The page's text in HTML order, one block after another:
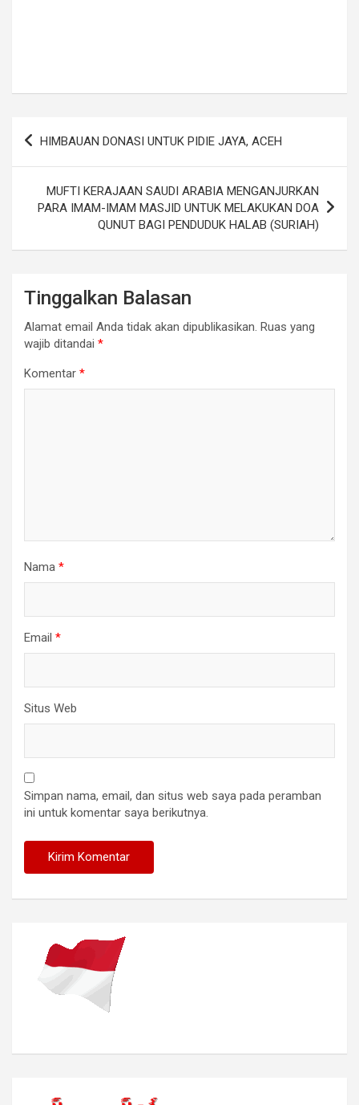
Navigasi
HIMBAUAN DONASI UNTUK PIDIE JAYA, ACEH
MUFTI KERAJAAN SAUDI ARABIA MENGANJURKAN
PARA IMAM-IMAM MASJID UNTUK MELAKUKAN DOA
QUNUT BAGI PENDUDUK HALAB (SURIAH)
Tinggalkan Balasan
Alamat email Anda tidak akan dipublikasikan. Ruas yang
wajib ditandai *
Komentar *
Nama *
Email *
Situs Web
Simpan nama, email, dan situs web saya pada peramban
ini untuk komentar saya berikutnya.